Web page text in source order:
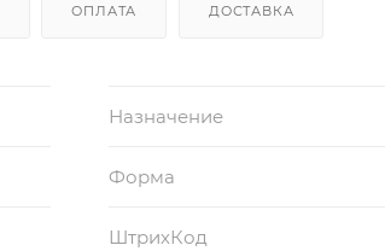
ОПЛАТА ДОСТАВКА
Назначение
Форма
ШтрихКод